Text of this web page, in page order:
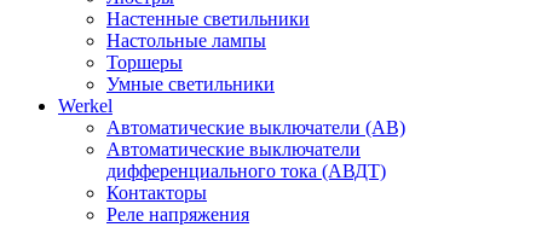
Настенные светильники
Настольные лампы
Торшеры
Умные светильники
Werkel
Автоматические выключатели (АВ)
Автоматические выключатели
дифференциального тока (АВДТ)
Контакторы
Реле напряжения